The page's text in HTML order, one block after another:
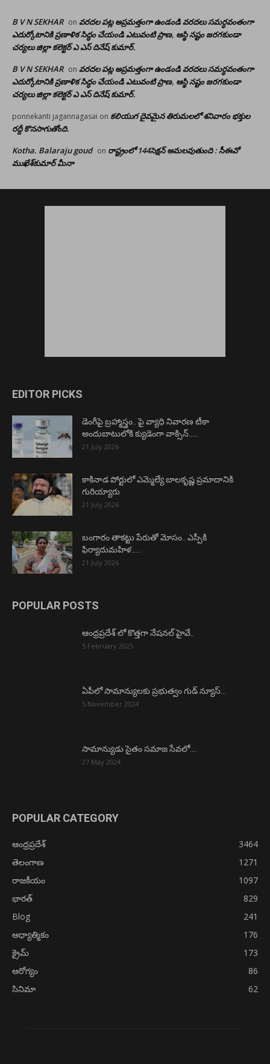
B V N SEKHAR on వరదల పట్ల అప్రమత్తంగా ఉండండి వరదలు సమర్ధవంతంగా
ఎదుర్కోటానికి ప్రణాళిక సిద్ధం చేయండి ఎటువంటి ప్రాణ, ఆస్థి నష్టం జరగకుండా
చర్యలు జిల్లా కలెక్టర్ ఎ ఎస్ దినేష్ కుమార్.
B V N SEKHAR on వరదల పట్ల అప్రమత్తంగా ఉండండి వరదలు సమర్ధవంతంగా
ఎదుర్కోటానికి ప్రణాళిక సిద్ధం చేయండి ఎటువంటి ప్రాణ, ఆస్థి నష్టం జరగకుండా
చర్యలు జిల్లా కలెక్టర్ ఎ ఎస్ దినేష్ కుమార్.
ponnekanti jagannagasai on కలియుగ దైవమైన తిరుమలలో శనివారం భక్తుల
రద్దీ కొనసాగుతోంది.
Kotha. Balaraju goud on రాష్ట్రంలో 144సెక్షన్ అమలవుతుంది : సీఈవో
ముఖేశ్‌కుమార్‌ మీనా
EDITOR PICKS
డెంగీపై బ్రహ్మాస్త్రం.. పై వ్యాధి నివారణ టీకా
అందుబాటులోకి క్యుడెంగా వాక్సిన్…..
21 July 2026
కాకినాడ పోర్టులో ఎమ్మెల్యే బాలకృష్ణ ప్రమాదానికి
గురియ్యారు
21 July 2026
బంగారం తాకట్టు పేరుతో మోసం.. ఎస్పీకి
ఫిర్యాదుమహిళ…..
21 July 2026
POPULAR POSTS
ఆంధ్రప్రదేశ్ లో కొత్తగా నేషనల్ హైవే..
5 February 2025
ఏపీలో సామాన్యులకు ప్రభుత్వం గుడ్ న్యూస్…
5 November 2024
సామాన్యుడు సైతం సమాజ సేవలో….
27 May 2024
POPULAR CATEGORY
ఆంధ్రప్రదేశ్
3464
తెలంగాణ
1271
రాజకీయం
1097
భారత్
829
Blog
241
ఆధ్యాత్మికం
176
క్రైమ్
173
ఆరోగ్యం
86
సినిమా
62